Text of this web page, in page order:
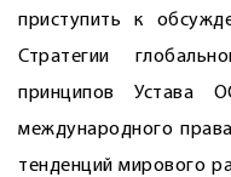
приступить к
Стратегии
принципов Устава
международного
тенденций мирового